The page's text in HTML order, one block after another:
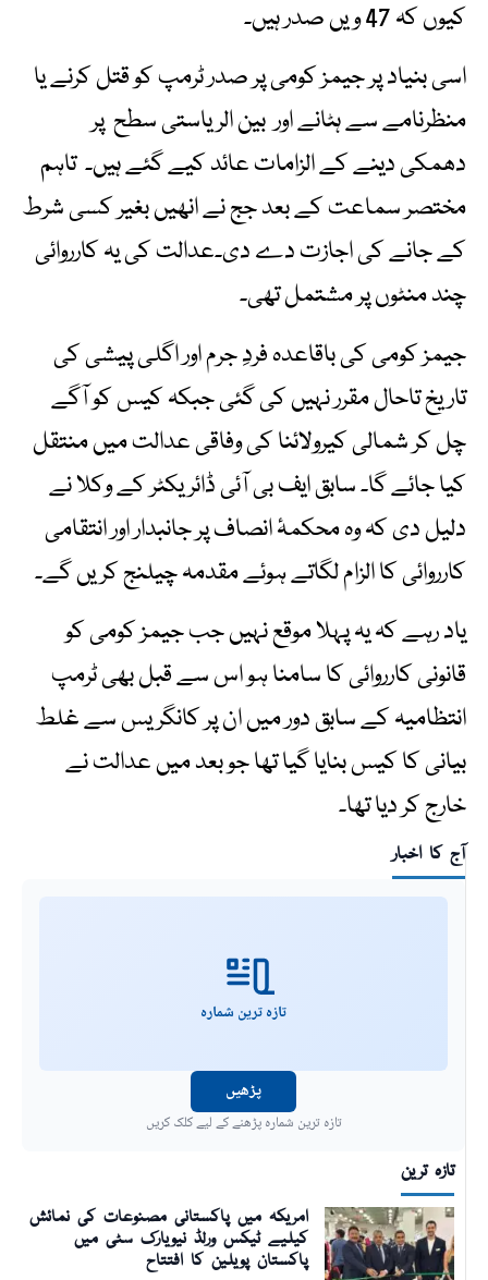
کیوں کہ 47 ویں صدر ہیں۔
اسی بنیاد پر جیمز کومی پر صدر ٹرمپ کو قتل کرنے یا
منظرنامے سے ہٹانے اور بین الریاستی سطح پر
دھمکی دینے کے الزامات عائد کیے گئے ہیں۔ تاہم
مختصر سماعت کے بعد جج نے انھیں بغیر کسی شرط
کے جانے کی اجازت دے دی۔عدالت کی یہ کارروائی
چند منٹوں پر مشتمل تھی۔
جیمز کومی کی باقاعدہ فردِ جرم اور اگلی پیشی کی
تاریخ تاحال مقرر نہیں کی گئی جبکہ کیس کو آگے
چل کر شمالی کیرولائنا کی وفاقی عدالت میں منتقل
کیا جائے گا۔ سابق ایف بی آئی ڈائریکٹر کے وکلا نے
دلیل دی کہ وہ محکمۂ انصاف پر جانبدار اور انتقامی
کارروائی کا الزام لگاتے ہوئے مقدمہ چیلنج کریں گے۔
یاد رہے کہ یہ پہلا موقع نہیں جب جیمز کومی کو
قانونی کارروائی کا سامنا ہو اس سے قبل بھی ٹرمپ
انتظامیہ کے سابق دور میں ان پر کانگریس سے غلط
بیانی کا کیس بنایا گیا تھا جو بعد میں عدالت نے
خارج کر دیا تھا۔
آج کا اخبار
تازہ ترین شمارہ
پڑھیں
تازہ ترین شمارہ پڑھنے کے لیے کلک کریں
تازہ ترین
امریکہ میں پاکستانی مصنوعات کی نمائش
کیلیے ٹیکس ورلڈ نیویارک سٹی میں
پاکستان پویلین کا افتتاح